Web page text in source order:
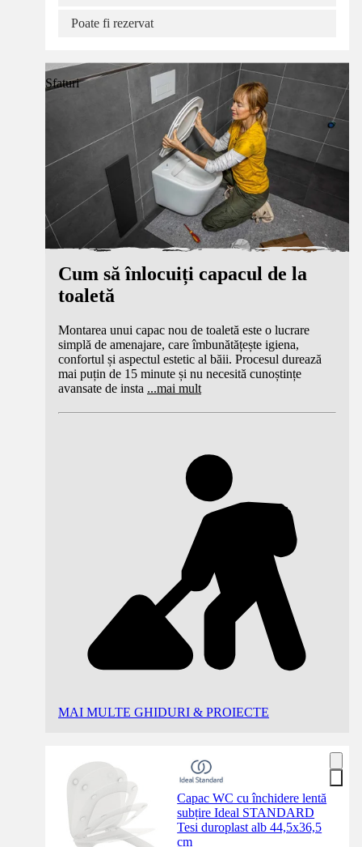
Poate fi rezervat
Sfaturi
Cum să înlocuiți capacul de la
toaletă
Montarea unui capac nou de toaletă este o lucrare
simplă de amenajare, care îmbunătățește igiena,
confortul și aspectul estetic al băii. Procesul durează
mai puțin de 15 minute și nu necesită cunoștințe
avansate de insta ...mai mult
MAI MULTE GHIDURI & PROIECTE
Capac WC cu închidere lentă
subțire Ideal STANDARD
Tesi duroplast alb 44,5x36,5
cm